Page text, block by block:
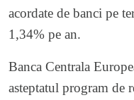
acordate de banci pe
1,34% pe an.
Banca Centrala
asteptatul program de